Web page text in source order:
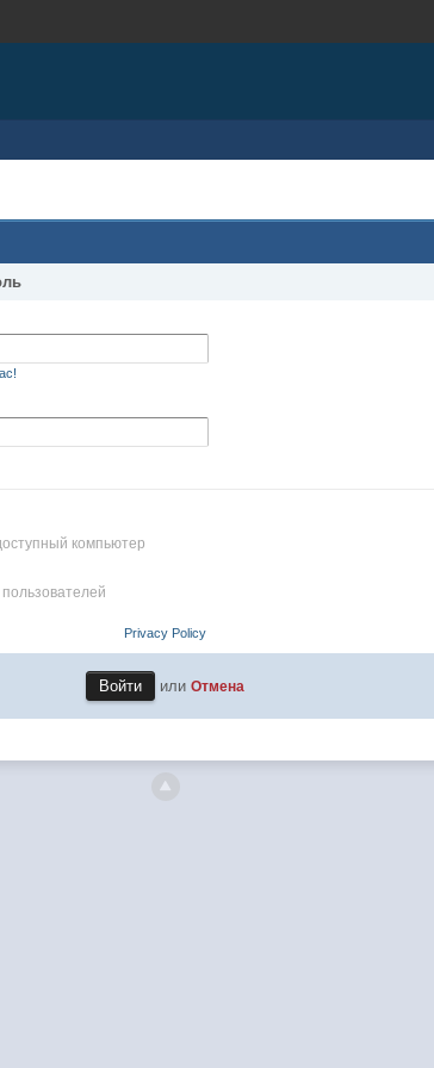
компьютер
Privacy Policy
илиОтмена